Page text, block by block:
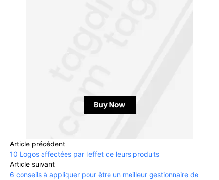
Article précédent
10 Logos affectées par l’effet de leurs produits
Article suivant
6 conseils à appliquer pour être un meilleur gestionnaire de